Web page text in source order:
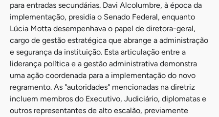
para entradas secundárias. Davi Alcolumbre, à época da
implementação, presidia o Senado Federal, enquanto
Lúcia Motta desempenhava o papel de diretora-geral,
cargo de gestão estratégica que abrange a administração
e segurança da instituição. Esta articulação entre a
liderança política e a gestão administrativa demonstra
uma ação coordenada para a implementação do novo
regramento. As "autoridades" mencionadas na diretriz
incluem membros do Executivo, Judiciário, diplomatas e
outros representantes de alto escalão, previamente